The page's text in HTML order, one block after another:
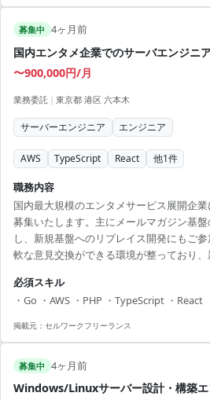
募集中 4ヶ月前
国内エンタメ企業でのサーバエンジニ
〜900,000円/月
業務委託 | 東京都 港区 六本木
サーバーエンジニア エンジニア
AWS TypeScript React 他1件
職務内容
国内最大規模のエンタメサービス展開企
募集いたします。主にメールマガジン基
し、新規基盤へのリプレイス開発にもご
軟な意見交換ができる環境が整っており
守 - 新規基盤へのリプレイス開発 【アピー
メ企業での経験が積める - 柔軟な意見交換
取り組みが可能 - 高収入のチャンス - 自発
必須スキル
・Go ・AWS ・PHP ・TypeScript ・React
掲載元： セルワークフリーランス
募集中 4ヶ月前
Windows/Linuxサーバー設計・構築エ